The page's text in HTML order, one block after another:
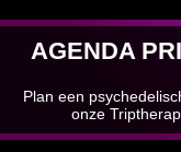
AGENDA
Plan een
onze